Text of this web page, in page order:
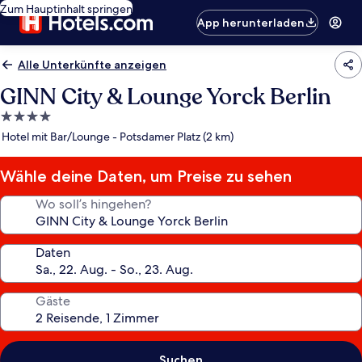
Zum Hauptinhalt springen
App herunterladen
Alle Unterkünfte anzeigen
GINN City & Lounge Yorck Berlin
4.0-
Sterne-
Hotel mit Bar/Lounge - Potsdamer Platz (2 km)
Wähle deine Daten, um Preise zu sehen
Wo soll’s hingehen?
Daten
Gäste